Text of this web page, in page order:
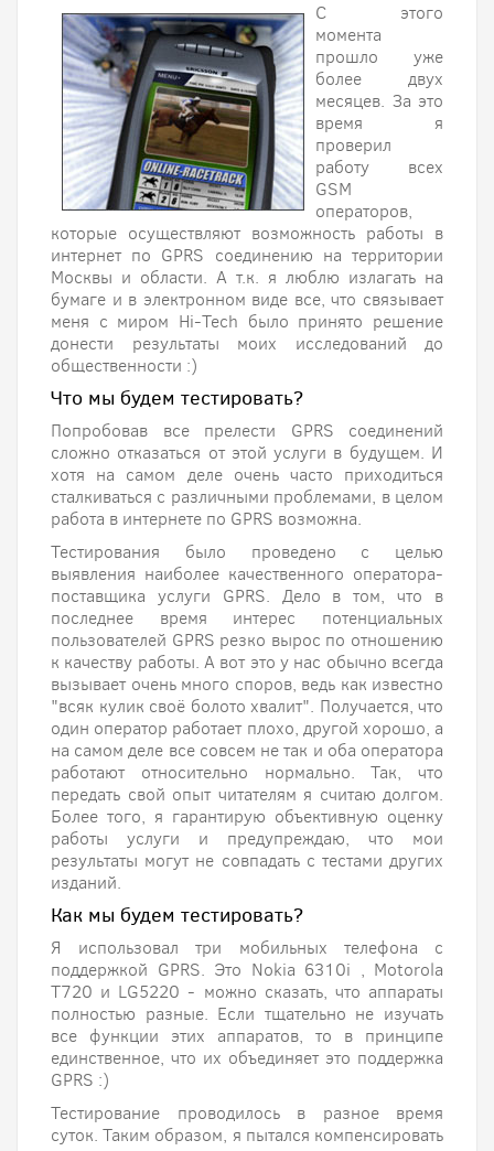
С этого
момента
прошло уже
более двух
месяцев. За это
время я
проверил
работу всех
GSM
операторов,
которые осуществляют возможность работы в
интернет по GPRS соединению на территории
Москвы и области. А т.к. я люблю излагать на
бумаге и в электронном виде все, что связывает
меня с миром Hi-Tech было принято решение
донести результаты моих исследований до
общественности :)
Что мы будем тестировать?
Попробовав все прелести GPRS соединений
сложно отказаться от этой услуги в будущем. И
хотя на самом деле очень часто приходиться
сталкиваться с различными проблемами, в целом
работа в интернете по GPRS возможна.
Тестирования было проведено с целью
выявления наиболее качественного оператора-
поставщика услуги GPRS. Дело в том, что в
последнее время интерес потенциальных
пользователей GPRS резко вырос по отношению
к качеству работы. А вот это у нас обычно всегда
вызывает очень много споров, ведь как известно
"всяк кулик своё болото хвалит". Получается, что
один оператор работает плохо, другой хорошо, а
на самом деле все совсем не так и оба оператора
работают относительно нормально. Так, что
передать свой опыт читателям я считаю долгом.
Более того, я гарантирую объективную оценку
работы услуги и предупреждаю, что мои
результаты могут не совпадать с тестами других
изданий.
Как мы будем тестировать?
Я использовал три мобильных телефона с
поддержкой GPRS. Это Nokia 6310i , Motorola
T720 и LG5220 - можно сказать, что аппараты
полностью разные. Если тщательно не изучать
все функции этих аппаратов, то в принципе
единственное, что их объединяет это поддержка
GPRS :)
Тестирование проводилось в разное время
суток. Таким образом, я пытался компенсировать